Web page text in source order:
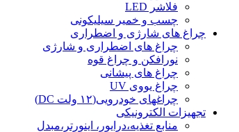
فلاشر LED
چسب و خمیر سیلیکونی
چراغ های شارژی و اضطراری
چراغ های اضطراری و شارژی
نورافکن و چراغ قوه
چراغ های پیشانی
چراغ یووی UV
چراغهای خودرویی(۱۲ ولت DC)
تجهیزات الکترونیکی
منابع تغذیه،درایور، اینورتر،مبدل